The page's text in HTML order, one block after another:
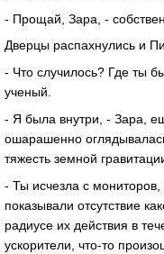
- Прощай, Зара, -
Дверцы распахнулись и
- Что случилось? Где ты
ученый.
- Я была внутри, - Зара,
ошарашенно
тяжесть земной
- Ты исчезла с
показывали отсутствие
радиусе их действия в
ускорители, что-то